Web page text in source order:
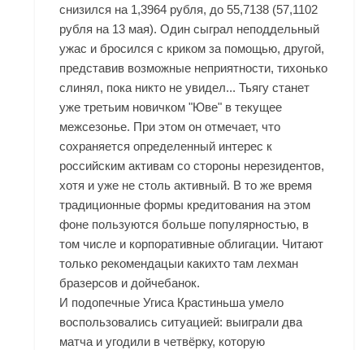
снизился на 1,3964 рубля, до 55,7138 (57,1102
рубля на 13 мая). Один сыграл неподдельный
ужас и бросился с криком за помощью, другой,
представив возможные неприятности, тихонько
слинял, пока никто не увидел... Тьягу станет
уже третьим новичком "Юве" в текущее
межсезонье. При этом он отмечает, что
сохраняется определенный интерес к
российским активам со стороны нерезидентов,
хотя и уже не столь активный. В то же время
традиционные формы кредитования на этом
фоне пользуются больше популярностью, в
том числе и корпоративные облигации. Читают
только рекомендацыи какихто там лехман
бразерсов и дойчебанок.
И подопечные Угиса Крастиньша умело
воспользовались ситуацией: выиграли два
матча и угодили в четвёрку, которую